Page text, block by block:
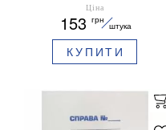
Ціна
153 грн
штука
КУПИТИ